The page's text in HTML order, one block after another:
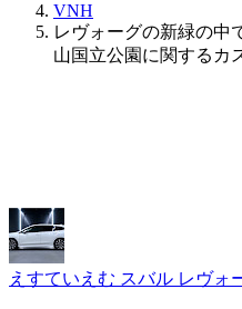
VNH
レヴォーグの新緑の中
山国立公園に関するカ
えすていえむ スバル レヴォ